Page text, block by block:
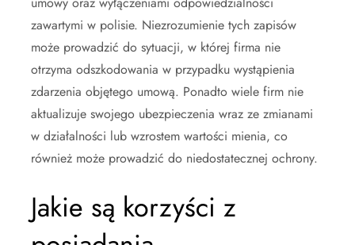
zawartymi w polisie. Niezrozumienie tych zapisów
może prowadzić do sytuacji, w której firma nie
otrzyma odszkodowania w przypadku wystąpienia
zdarzenia objętego umową. Ponadto wiele firm nie
aktualizuje swojego ubezpieczenia wraz ze zmianami
w działalności lub wzrostem wartości mienia, co
również może prowadzić do niedostatecznej ochrony.
Jakie są korzyści z